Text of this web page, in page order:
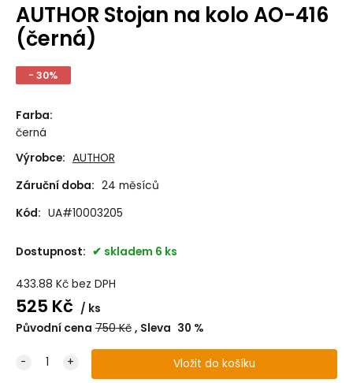
AUTHOR Stojan na kolo AO-416
(černá)
- 30%
Farba:
černá
Výrobce: AUTHOR
Záruční doba: 24 měsíců
Kód: UA#10003205
Dostupnost: skladem 6 ks
433.88 Kč bez DPH
525 Kč
ks
Původní cena 750Kč Sleva 30 %